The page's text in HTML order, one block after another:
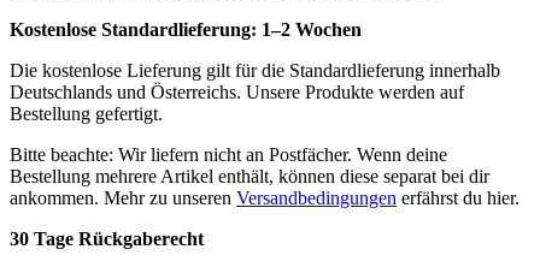
Kostenlose Standardlieferung: 1–2 Wochen
Die kostenlose Lieferung gilt für die Standardlieferung innerhalb
Deutschlands und Österreichs. Unsere Produkte werden auf
Bestellung gefertigt.
Bitte beachte: Wir liefern nicht an Postfächer. Wenn deine
Bestellung mehrere Artikel enthält, können diese separat bei dir
ankommen. Mehr zu unseren Versandbedingungen erfährst du hier.
30 Tage Rückgaberecht